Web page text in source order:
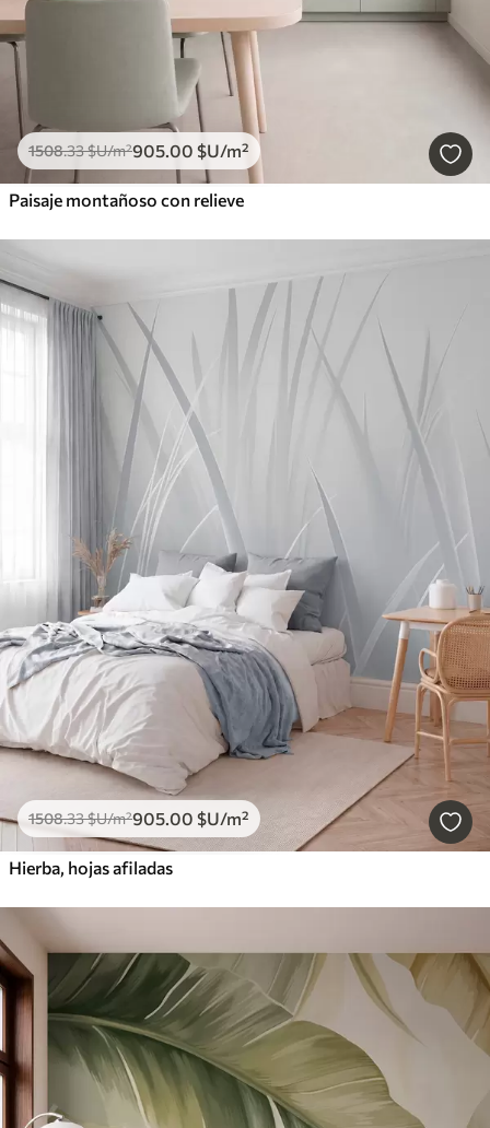
1508.33$U/m²905.00 $U/m²
Paisaje montañoso con relieve
1508.33$U/m²905.00 $U/m²
Hierba, hojas afiladas